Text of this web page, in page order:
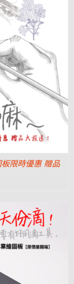
限時優惠 贈品